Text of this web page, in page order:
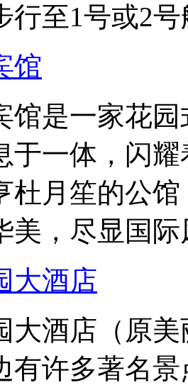
行至1号或2
馆
馆是一家花
于一体，闪
杜月笙的公
美，尽显国际
大酒店
大酒店（原
有许多著名